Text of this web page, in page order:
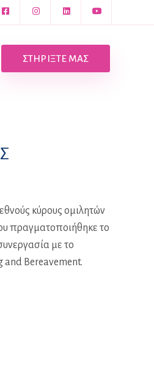
ΣΤΗΡΙΞΤΕ ΜΑΣ
κύρους ομιλητών
πραγματοποιήθηκε το
με το
Bereavement.